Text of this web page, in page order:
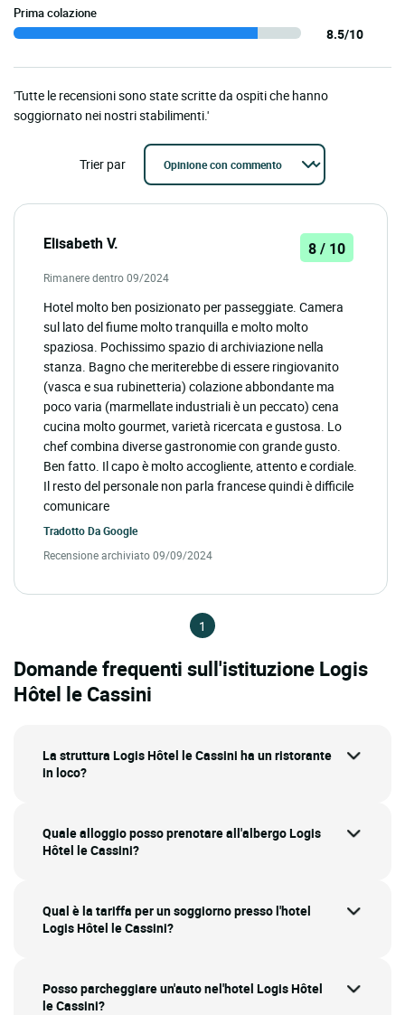
Prima colazione
8.5/10
'Tutte le recensioni sono state scritte da ospiti che hanno
soggiornato nei nostri stabilimenti.'
Trier par
Elisabeth V. 8 / 10
Rimanere dentro 09/2024
Hotel molto ben posizionato per passeggiate. Camera
sul lato del fiume molto tranquilla e molto molto
spaziosa. Pochissimo spazio di archiviazione nella
stanza. Bagno che meriterebbe di essere ringiovanito
(vasca e sua rubinetteria) colazione abbondante ma
poco varia (marmellate industriali è un peccato) cena
cucina molto gourmet, varietà ricercata e gustosa. Lo
chef combina diverse gastronomie con grande gusto.
Ben fatto. Il capo è molto accogliente, attento e cordiale.
Il resto del personale non parla francese quindi è difficile
comunicare
Tradotto DaGoogle
Recensione archiviato 09/09/2024
1
Domande frequenti sull'istituzione Logis
Hôtel le Cassini
La struttura Logis Hôtel le Cassini ha un ristorante
in loco?
Quale alloggio posso prenotare all'albergo Logis
Hôtel le Cassini?
Qual è la tariffa per un soggiorno presso l'hotel
Logis Hôtel le Cassini?
Posso parcheggiare un'auto nel'hotel Logis Hôtel
le Cassini?